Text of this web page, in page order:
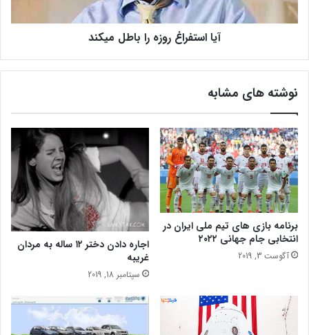
ر
ا
ه
ر
ا
ب
ا
ط
ل
م
ی
ک
ن
د
آیا استفراغ روزه را باطل میکند
نوشته های مشابه
برنامه بازی های تیم ملی ایران در
انتخابی جام جهانی ۲۰۲۲
آگوست 3, 2019
اجاره دادن دختر ۱۲ ساله‌ به مردان
غریبه
سپتامبر 18, 2019